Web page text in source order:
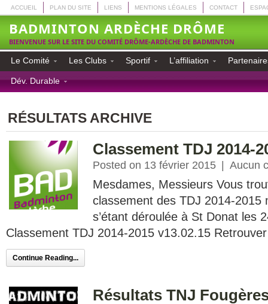
ACCUEIL PLAN DU SITE LIENS MENTIONS LÉGALES CONTACT
BADMINTON ARDÈCHE DRÔME
BIENVENUE SUR LE SITE DU COMITÉ DRÔME-ARDÈCHE DE BADMINTON
Le Comité Les Clubs Sportif L’affiliation
Dév. Durable
RÉSULTATS ARCHIVE
Classement TDJ 2014-
Posted on 13 février 2015 Aucun
Mesdames, Messieurs Vous
classement des TDJ 2014-2015
s’étant déroulée à St Donat les
Classement TDJ 2014-2015 v13.02.15
Continue Reading...
Résultats TNJ